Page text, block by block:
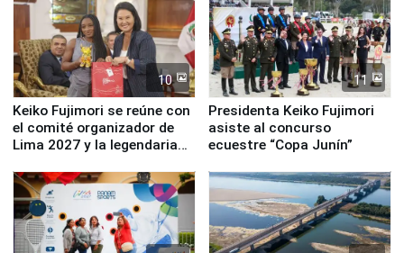
10
Keiko Fujimori se reúne con
el comité organizador de
Lima 2027 y la legendaria
11
Presidenta Keiko Fujimori
asiste al concurso
ecuestre “Copa Junín”